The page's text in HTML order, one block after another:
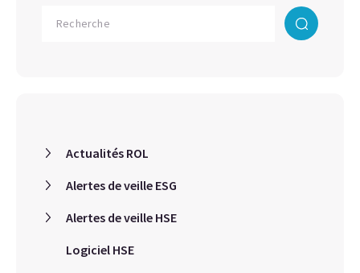
Actualités ROL
Alertes de veille ESG
Alertes de veille HSE
Logiciel HSE